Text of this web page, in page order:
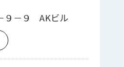
９－９ AKビル